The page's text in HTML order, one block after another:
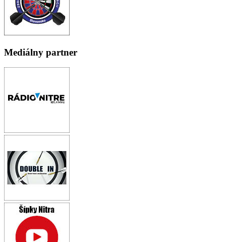
Mediálny partner